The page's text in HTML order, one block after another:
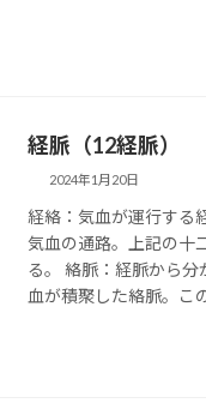
経脈（12経脈）
2024年1月20日
経絡：気血が運行する
気血の通路。上記の十
る。 絡脈：経脈から
血が積聚した絡脈。こ